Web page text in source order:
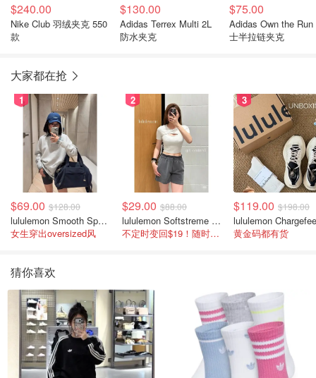
$240.00
Nike Club 羽绒夹克 550
款
$130.00
Adidas Terrex Multi 2L
防水夹克
$75.00
Adidas Own the Run
士半拉链夹克
大家都在抢
1
$69.00 $128.00
lululemon Smooth Spacer 经典卫衣
女生穿出oversized风
2
$29.00 $88.00
lululemon Softstreme 女士高腰短裤 10cm
不定时变回$19！随时点进来看
3
$119.00 $198.00
黄金码都有货
猜你喜欢